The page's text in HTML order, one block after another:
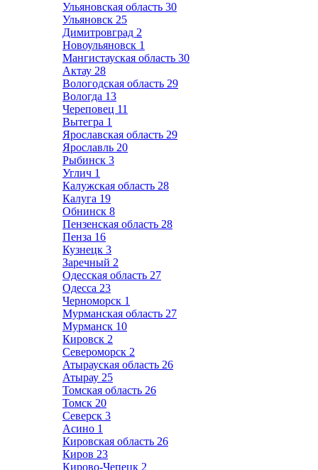
Ульяновская область 30
Ульяновск 25
Димитровград 2
Новоульяновск 1
Мангистауская область 30
Актау 28
Вологодская область 29
Вологда 13
Череповец 11
Вытегра 1
Ярославская область 29
Ярославль 20
Рыбинск 3
Углич 1
Калужская область 28
Калуга 19
Обнинск 8
Пензенская область 28
Пенза 16
Кузнецк 3
Заречный 2
Одесская область 27
Одесса 23
Черноморск 1
Мурманская область 27
Мурманск 10
Кировск 2
Североморск 2
Атырауская область 26
Атырау 25
Томская область 26
Томск 20
Северск 3
Асино 1
Кировская область 26
Киров 23
Кирово-Чепецк 2